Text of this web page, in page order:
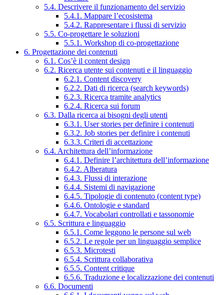
5.4. Descrivere il funzionamento del servizio
5.4.1. Mappare l’ecosistema
5.4.2. Rappresentare i flussi di servizio
5.5. Co-progettare le soluzioni
5.5.1. Workshop di co-progettazione
6. Progettazione dei contenuti
6.1. Cos’è il content design
6.2. Ricerca utente sui contenuti e il linguaggio
6.2.1. Content discovery
6.2.2. Dati di ricerca (search keywords)
6.2.3. Ricerca tramite analytics
6.2.4. Ricerca sui forum
6.3. Dalla ricerca ai bisogni degli utenti
6.3.1. User stories per definire i contenuti
6.3.2. Job stories per definire i contenuti
6.3.3. Criteri di accettazione
6.4. Architettura dell’informazione
6.4.1. Definire l’architettura dell’informazione
6.4.2. Alberatura
6.4.3. Flussi di interazione
6.4.4. Sistemi di navigazione
6.4.5. Tipologie di contenuto (content type)
6.4.6. Ontologie e standard
6.4.7. Vocabolari controllati e tassonomie
6.5. Scrittura e linguaggio
6.5.1. Come leggono le persone sul web
6.5.2. Le regole per un linguaggio semplice
6.5.3. Microtesti
6.5.4. Scrittura collaborativa
6.5.5. Content critique
6.5.6. Traduzione e localizzazione dei contenuti
6.6. Documenti